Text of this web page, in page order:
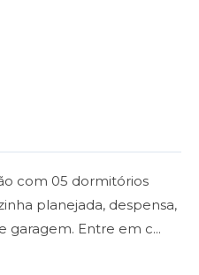
com 05 dormitórios
planejada, despensa,
garagem. Entre em c...